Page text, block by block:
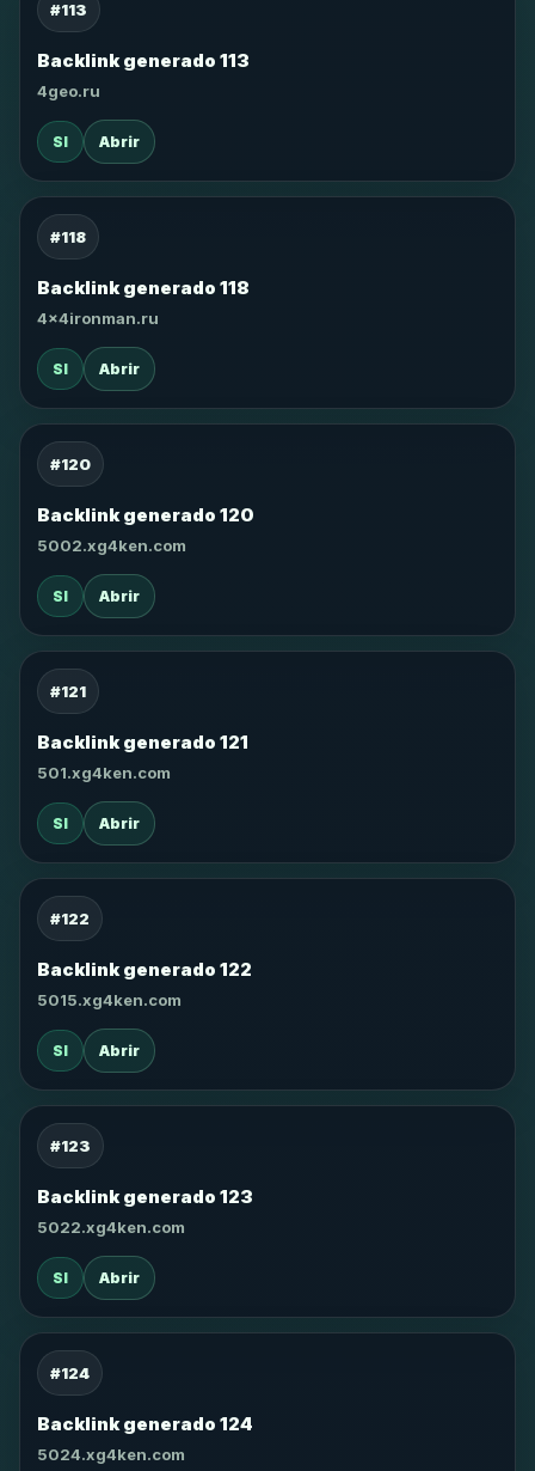
#113
Backlink generado 113
4geo.ru
SI Abrir
#118
Backlink generado 118
4x4ironman.ru
SI Abrir
#120
Backlink generado 120
5002.xg4ken.com
SI Abrir
#121
Backlink generado 121
501.xg4ken.com
SI Abrir
#122
Backlink generado 122
5015.xg4ken.com
SI Abrir
#123
Backlink generado 123
5022.xg4ken.com
SI Abrir
#124
Backlink generado 124
5024.xg4ken.com